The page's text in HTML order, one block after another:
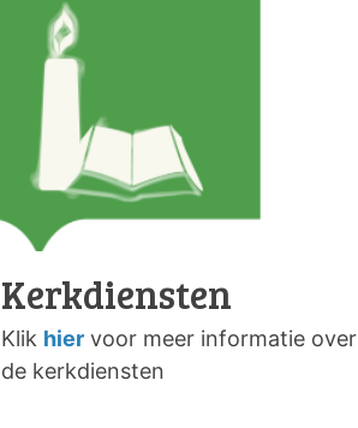
Kerkdiensten
Klik hier voor meer informatie over
de kerkdiensten